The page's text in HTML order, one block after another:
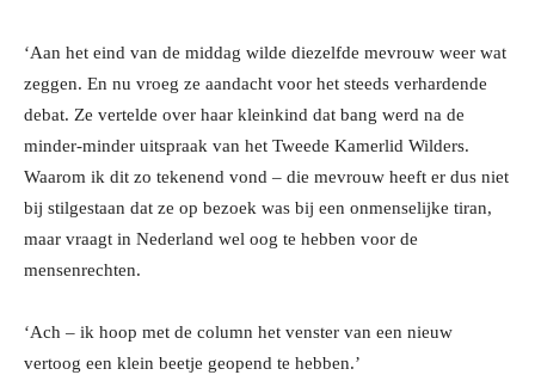
‘Aan het eind van de middag wilde diezelfde mevrouw weer wat
zeggen. En nu vroeg ze aandacht voor het steeds verhardende
debat. Ze vertelde over haar kleinkind dat bang werd na de
minder-minder uitspraak van het Tweede Kamerlid Wilders.
Waarom ik dit zo tekenend vond – die mevrouw heeft er dus niet
bij stilgestaan dat ze op bezoek was bij een onmenselijke tiran,
maar vraagt in Nederland wel oog te hebben voor de
mensenrechten.
‘Ach – ik hoop met de column het venster van een nieuw
vertoog een klein beetje geopend te hebben.’